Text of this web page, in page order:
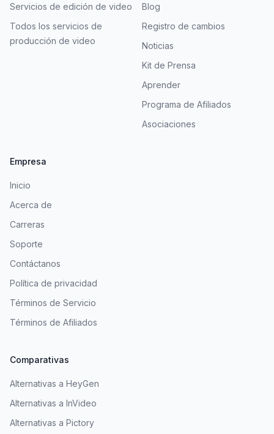
Servicios de edición de video
Todos los servicios de
producción de video
Blog
Registro de cambios
Noticias
Kit de Prensa
Aprender
Programa de Afiliados
Asociaciones
Empresa
Inicio
Acerca de
Carreras
Soporte
Contáctanos
Política de privacidad
Términos de Servicio
Términos de Afiliados
Comparativas
Alternativas a HeyGen
Alternativas a InVideo
Alternativas a Pictory